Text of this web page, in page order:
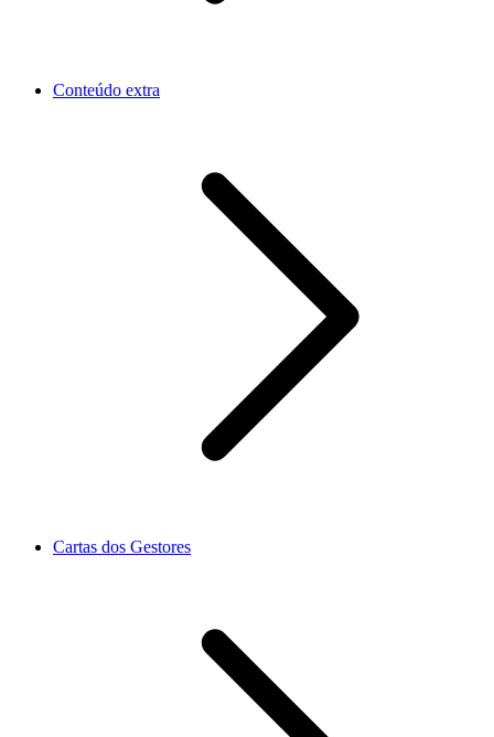
Conteúdo extra
Cartas dos Gestores